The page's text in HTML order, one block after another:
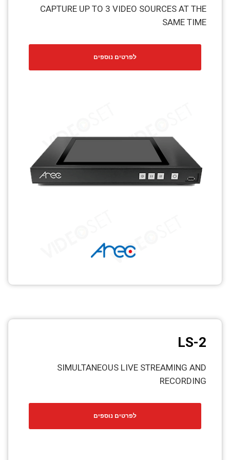
Professional Video Equipment
Visualizer
Fiber Optic
CAPTURE UP TO 3 VIDEO SOURCES AT THE
SAME TIME
לפרטים נוספים
LS-2
SIMULTANEOUS LIVE STREAMING AND
RECORDING
לפרטים נוספים